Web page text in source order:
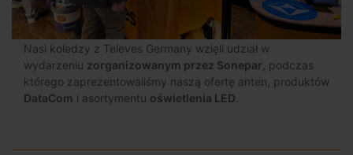
Nasi koledzy z Televes Germany wzięli udział w
wydarzeniu zorganizowanym przez Sonepar , podczas
którego zaprezentowaliśmy naszą ofertę anten, produktów
DataCom i asortymentu oświetlenia LED